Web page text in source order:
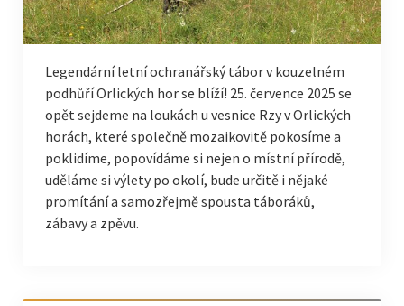
Legendární letní ochranářský tábor v kouzelném
podhůří Orlických hor se blíží! 25. července 2025 se
opět sejdeme na loukách u vesnice Rzy v Orlických
horách, které společně mozaikovitě pokosíme a
poklidíme, popovídáme si nejen o místní přírodě,
uděláme si výlety po okolí, bude určitě i nějaké
promítání a samozřejmě spousta táboráků,
zábavy a zpěvu.